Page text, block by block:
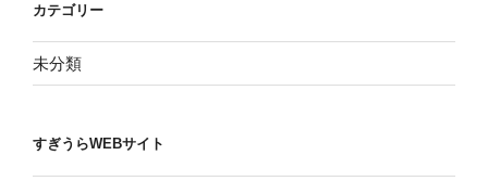
カテゴリー
未分類
すぎうらWEBサイト